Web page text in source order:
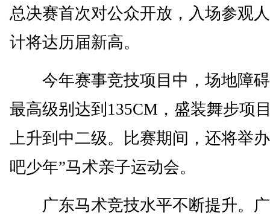
总决赛首次对公众开放，入场参观
计将达历届新高。
今年赛事竞技项目中，场地障
最高级别达到135CM，盛装舞步项
上升到中二级。比赛期间，还将举
吧少年”马术亲子运动会。
广东马术竞技水平不断提升。